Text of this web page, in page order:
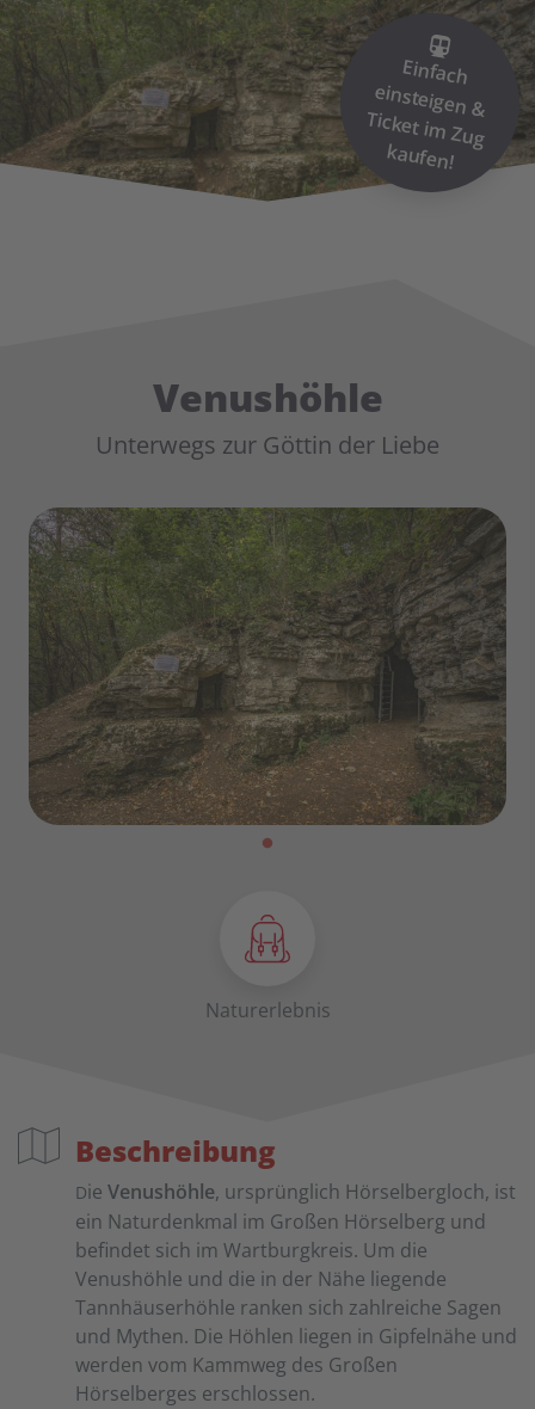
Einfach
einsteigen &
Ticket im
Zug
kaufen!
Venushöhle
Unterwegs zur Göttin der Liebe
Naturerlebnis
Beschreibung
Die Venushöhle, ursprünglich Hörselbergloch, ist
ein Naturdenkmal im Großen Hörselberg und
befindet sich im Wartburgkreis. Um die
Venushöhle und die in der Nähe liegende
Tannhäuserhöhle ranken sich zahlreiche Sagen
und Mythen. Die Höhlen liegen in Gipfelnähe und
werden vom Kammweg des Großen
Hörselberges erschlossen.